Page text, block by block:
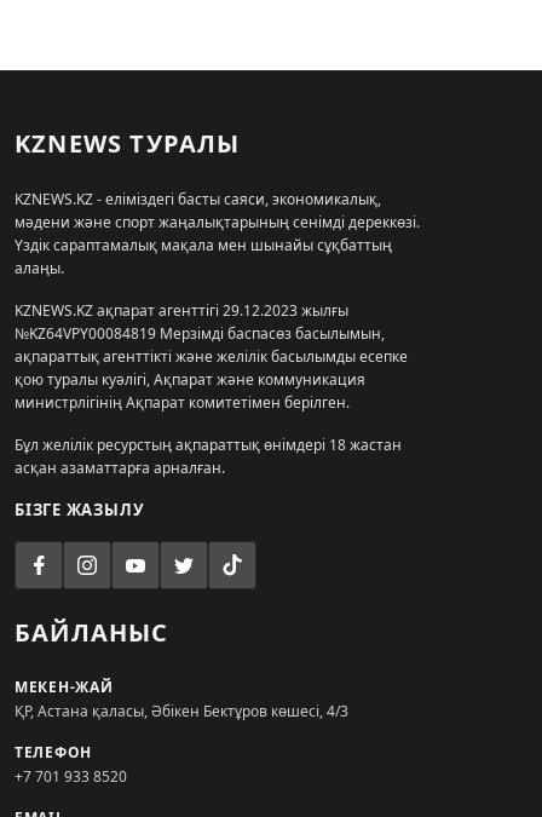
KZNEWS ТУРАЛЫ
KZNEWS.KZ - еліміздегі басты саяси, экономикалық,
мәдени және спорт жаңалықтарының сенімді дереккөзі.
Үздік сараптамалық мақала мен шынайы сұқбаттың
алаңы.
KZNEWS.KZ ақпарат агенттігі 29.12.2023 жылғы
№KZ64VPY00084819 Мерзімді баспасөз басылымын,
ақпараттық агенттікті және желілік басылымды есепке
қою туралы куәлігі, Ақпарат және коммуникация
министрлігінің Ақпарат комитетімен берілген.
Бұл желілік ресурстың ақпараттық өнімдері 18 жастан
асқан азаматтарға арналған.
БІЗГЕ ЖАЗЫЛУ
БАЙЛАНЫС
МЕКЕН-ЖАЙ
ҚР, Астана қаласы, Әбікен Бектұров көшесі, 4/3
ТЕЛЕФОН
+7 701 933 8520